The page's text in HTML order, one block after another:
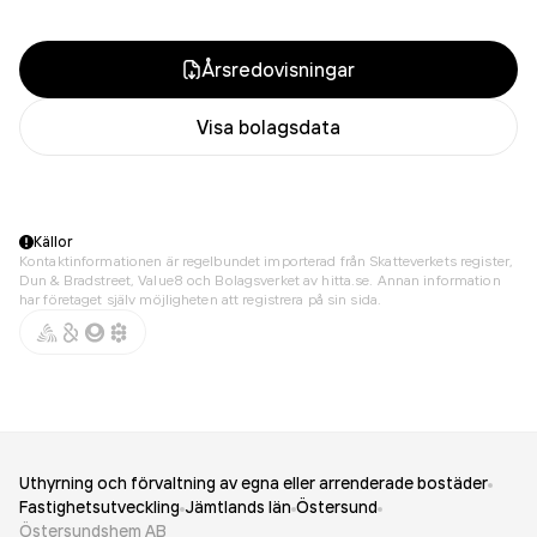
Årsredovisningar
Visa bolagsdata
Källor
Kontaktinformationen är regelbundet importerad från Skatteverkets register,
Dun & Bradstreet, Value8 och Bolagsverket av hitta.se. Annan information
har företaget själv möjligheten att registrera på sin sida.
Uthyrning och förvaltning av egna eller arrenderade bostäder
Fastighetsutveckling Jämtlands län Östersund
Östersundshem AB